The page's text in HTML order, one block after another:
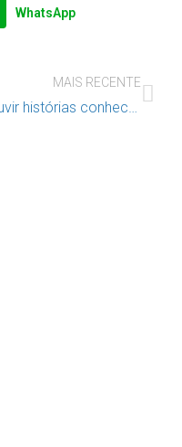
WhatsApp
MAIS RECENTE